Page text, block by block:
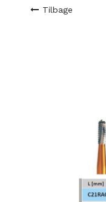
Tilbage